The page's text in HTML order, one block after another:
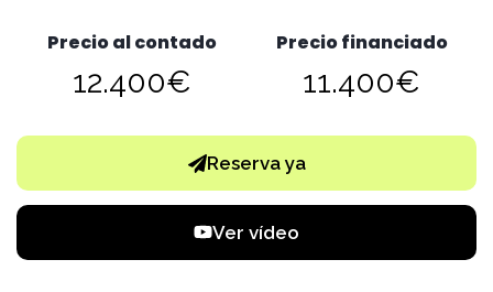
Precio al contado
12.400€
Precio financiado
11.400€
Reserva ya
Ver vídeo